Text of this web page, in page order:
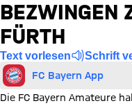
BEZWINGEN
FÜRTH
Text vorlesen Schrift
FC Bayern App
Die FC Bayern Amateure